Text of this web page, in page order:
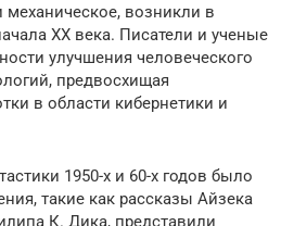
механическое, возникли в
XX века. Писатели и ученые
улучшения человеческого
предвосхищая
в области кибернетики и
1950-х и 60-х годов было
такие как рассказы Айзека
К. Дика, представили